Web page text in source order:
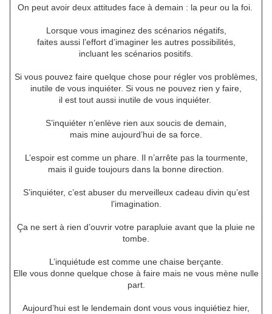
On peut avoir deux attitudes face à demain : la peur ou la foi.
Lorsque vous imaginez des scénarios négatifs,
faites aussi l’effort d’imaginer les autres possibilités,
incluant les scénarios positifs.
Si vous pouvez faire quelque chose pour régler vos problèmes,
inutile de vous inquiéter. Si vous ne pouvez rien y faire,
il est tout aussi inutile de vous inquiéter.
S’inquiéter n’enlève rien aux soucis de demain,
mais mine aujourd’hui de sa force.
L’espoir est comme un phare. Il n’arrête pas la tourmente,
mais il guide toujours dans la bonne direction.
S’inquiéter, c’est abuser du merveilleux cadeau divin qu’est
l’imagination.
Ça ne sert à rien d’ouvrir votre parapluie avant que la pluie ne
tombe.
L’inquiétude est comme une chaise berçante.
Elle vous donne quelque chose à faire mais ne vous mène nulle
part.
Aujourd’hui est le lendemain dont vous vous inquiétiez hier,